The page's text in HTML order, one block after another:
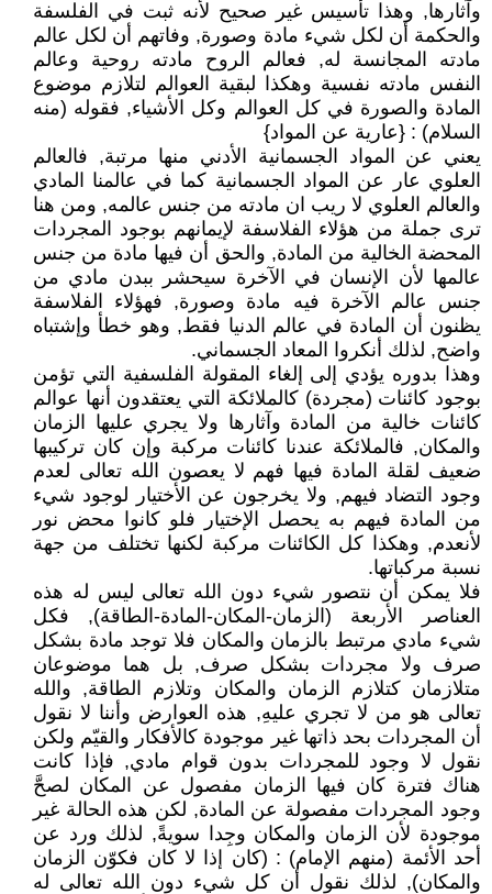
وآثارها, وهذا تأسيس غير صحيح لأنه ثبت في الفلسفة
والحكمة أن لكل شيء مادة وصورة, وفاتهم أن لكل عالم
مادته المجانسة له, فعالم الروح مادته روحية وعالم
النفس مادته نفسية وهكذا لبقية العوالم لتلازم موضوع
المادة والصورة في كل العوالم وكل الأشياء, فقوله (منه
السلام) : {عارية عن المواد}
يعني عن المواد الجسمانية الأدني منها مرتبة, فالعالم
العلوي عار عن المواد الجسمانية كما في عالمنا المادي
والعالم العلوي لا ريب ان مادته من جنس عالمه, ومن هنا
ترى جملة من هؤلاء الفلاسفة لإيمانهم بوجود المجردات
المحضة الخالية من المادة, والحق أن فيها مادة من جنس
عالمها لأن الإنسان في الآخرة سيحشر ببدن مادي من
جنس عالم الآخرة فيه مادة وصورة, فهؤلاء الفلاسفة
يظنون أن المادة في عالم الدنيا فقط, وهو خطأ وإشتباه
واضح, لذلك أنكروا المعاد الجسماني.
وهذا بدوره يؤدي إلى إلغاء المقولة الفلسفية التي تؤمن
بوجود كائنات (مجردة) كالملائكة التي يعتقدون أنها عوالم
كائنات خالية من المادة وآثارها ولا يجري عليها الزمان
والمكان, فالملائكة عندنا كائنات مركبة وإن كان تركيبها
ضعيف لقلة المادة فيها فهم لا يعصون الله تعالى لعدم
وجود التضاد فيهم, ولا يخرجون عن الأختيار لوجود شيء
من المادة فيهم به يحصل الإختيار فلو كانوا محض نور
لأنعدم, وهكذا كل الكائنات مركبة لكنها تختلف من جهة
نسبة مركباتها.
فلا يمكن أن نتصور شيء دون الله تعالى ليس له هذه
العناصر الأربعة (الزمان-المكان-المادة-الطاقة), فكل
شيء مادي مرتبط بالزمان والمكان فلا توجد مادة بشكل
صرف ولا مجردات بشكل صرف, بل هما موضوعان
متلازمان كتلازم الزمان والمكان وتلازم الطاقة, والله
تعالى هو من لا تجري عليهِ, هذه العوارض وأننا لا نقول
أن المجردات بحد ذاتها غير موجودة كالأفكار والقيّم ولكن
نقول لا وجود للمجردات بدون قوام مادي, فإذا كانت
هناك فترة كان فيها الزمان مفصول عن المكان لصحَّ
وجود المجردات مفصولة عن المادة, لكن هذه الحالة غير
موجودة لأن الزمان والمكان وجِدا سويةً, لذلك ورد عن
أحد الأئمة (منهم الإمام) : (كان إذا لا كان فكوّن الزمان
والمكان), لذلك نقول أن كل شيء دون الله تعالى له